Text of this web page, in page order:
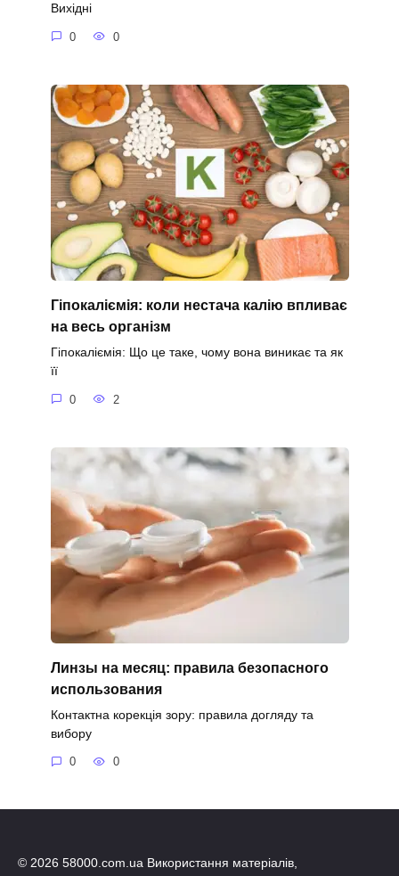
Вихідні
0 0
Гіпокаліємія: коли нестача калію впливає
на весь організм
Гіпокаліємія: Що це таке, чому вона виникає та як
її
0 2
Линзы на месяц: правила безопасного
использования
Контактна корекція зору: правила догляду та
вибору
0 0
© 2026 58000.com.ua Використання матеріалів,